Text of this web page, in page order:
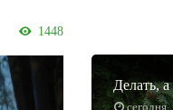
1448
сегодня
Делать,